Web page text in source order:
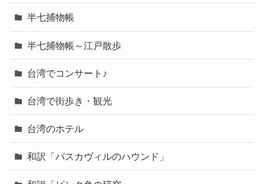
半七捕物帳
半七捕物帳～江戸散歩
台湾でコンサート♪
台湾で街歩き・観光
台湾のホテル
和訳「バスカヴィルのハウンド」